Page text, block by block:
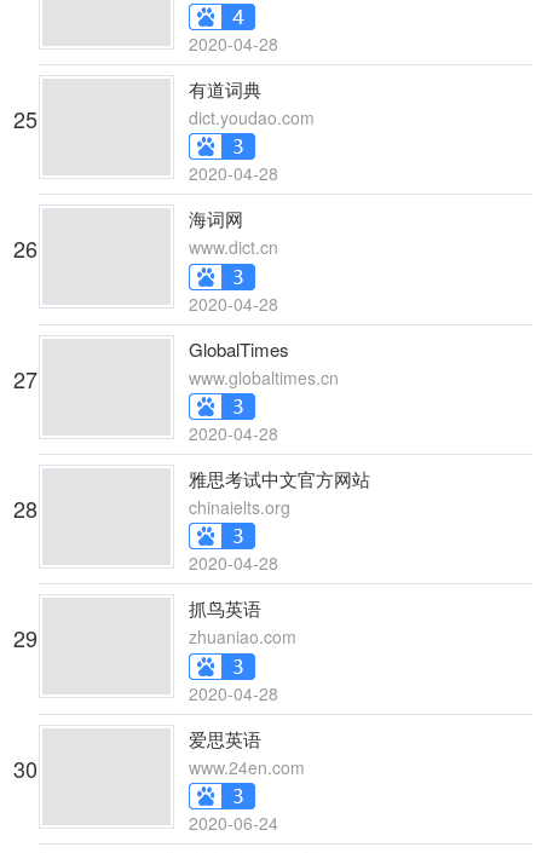
2020-04-28
25
有道词典
dict.youdao.com
2020-04-28
26
海词网
www.dict.cn
2020-04-28
27
GlobalTimes
www.globaltimes.cn
2020-04-28
28
雅思考试中文官方网站
chinaielts.org
2020-04-28
29
抓鸟英语
zhuaniao.com
2020-04-28
30
爱思英语
www.24en.com
2020-06-24